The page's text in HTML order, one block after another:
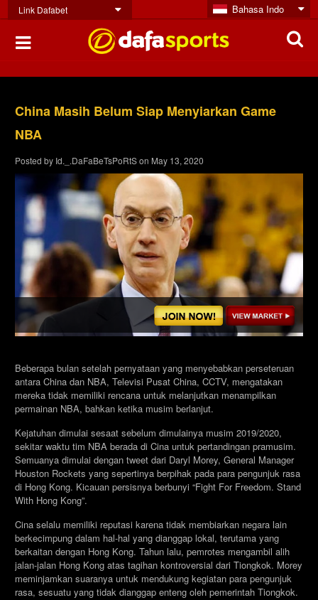
Link Dafabet Bahasa Indo
China Masih Belum Siap Menyiarkan Game
NBA
Posted by Id._.DaFaBeTsPoRtSon May 13, 2020
Beberapa bulan setelah pernyataan yang menyebabkan perseteruan
antara China dan NBA, Televisi Pusat China, CCTV, mengatakan
mereka tidak memiliki rencana untuk melanjutkan menampilkan
permainan NBA, bahkan ketika musim berlanjut.
Kejatuhan dimulai sesaat sebelum dimulainya musim 2019/2020,
sekitar waktu tim NBA berada di Cina untuk pertandingan pramusim.
Semuanya dimulai dengan tweet dari Daryl Morey, General Manager
Houston Rockets yang sepertinya berpihak pada para pengunjuk rasa
di Hong Kong. Kicauan persisnya berbunyi “Fight For Freedom. Stand
With Hong Kong”.
Cina selalu memiliki reputasi karena tidak membiarkan negara lain
berkecimpung dalam hal-hal yang dianggap lokal, terutama yang
berkaitan dengan Hong Kong. Tahun lalu, pemrotes mengambil alih
jalan-jalan Hong Kong atas tagihan kontroversial dari Tiongkok. Morey
meminjamkan suaranya untuk mendukung kegiatan para pengunjuk
rasa, sesuatu yang tidak dianggap enteng oleh pemerintah Tiongkok.